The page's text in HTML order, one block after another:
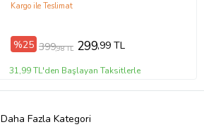
Kargo ile Teslimat
%25 399,98 TL 299,99 TL
31,99 TL'den Başlayan Taksitlerle
Daha Fazla Kategori